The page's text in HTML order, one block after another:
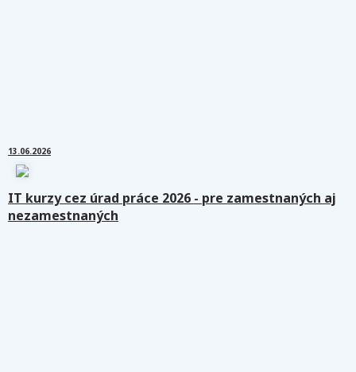
13.06.2026
IT kurzy cez úrad práce 2026 - pre zamestnaných aj
nezamestnaných